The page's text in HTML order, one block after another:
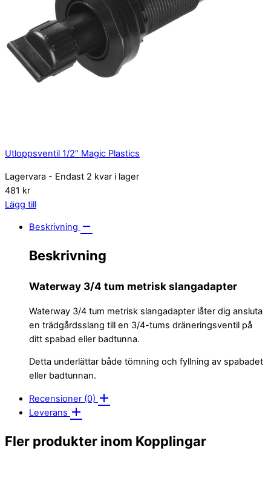
Utloppsventil 1/2″ Magic Plastics
Lagervara - Endast 2 kvar i lager
481 kr
Lägg till
Beskrivning
Beskrivning
Waterway 3/4 tum metrisk slangadapter
Waterway 3/4 tum metrisk slangadapter låter dig ansluta
en trädgårdsslang till en 3/4-tums dräneringsventil på
ditt spabad eller badtunna.
Detta underlättar både tömning och fyllning av spabadet
eller badtunnan.
Recensioner (0)
Leverans
Fler produkter inom Kopplingar